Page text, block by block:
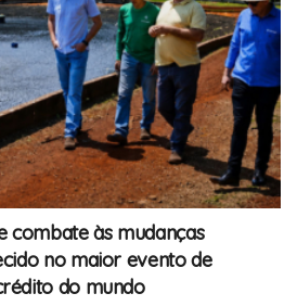
combate às mudanças
no maior evento de
do mundo